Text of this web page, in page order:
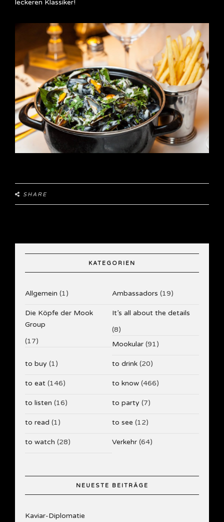
leckeren Klassiker!
SHARE
KATEGORIEN
Allgemein (1) Ambassadors (19)
Die Köpfe der Mook
Group
(17)
It’s all about the details
(8)
Mookular (91)
to buy (1) to drink (20)
to eat (146) to know (466)
to listen (16) to party (7)
to read (1) to see (12)
to watch (28) Verkehr (64)
NEUESTE BEITRÄGE
Kaviar-Diplomatie